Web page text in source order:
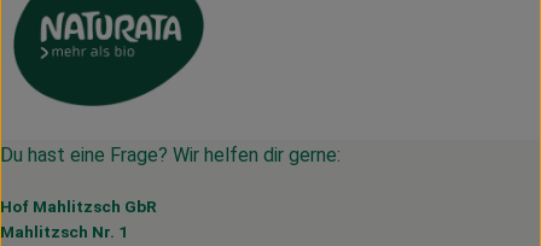
Du hast eine Frage? Wir helfen dir gerne:
Hof Mahlitzsch GbR
Mahlitzsch Nr. 1